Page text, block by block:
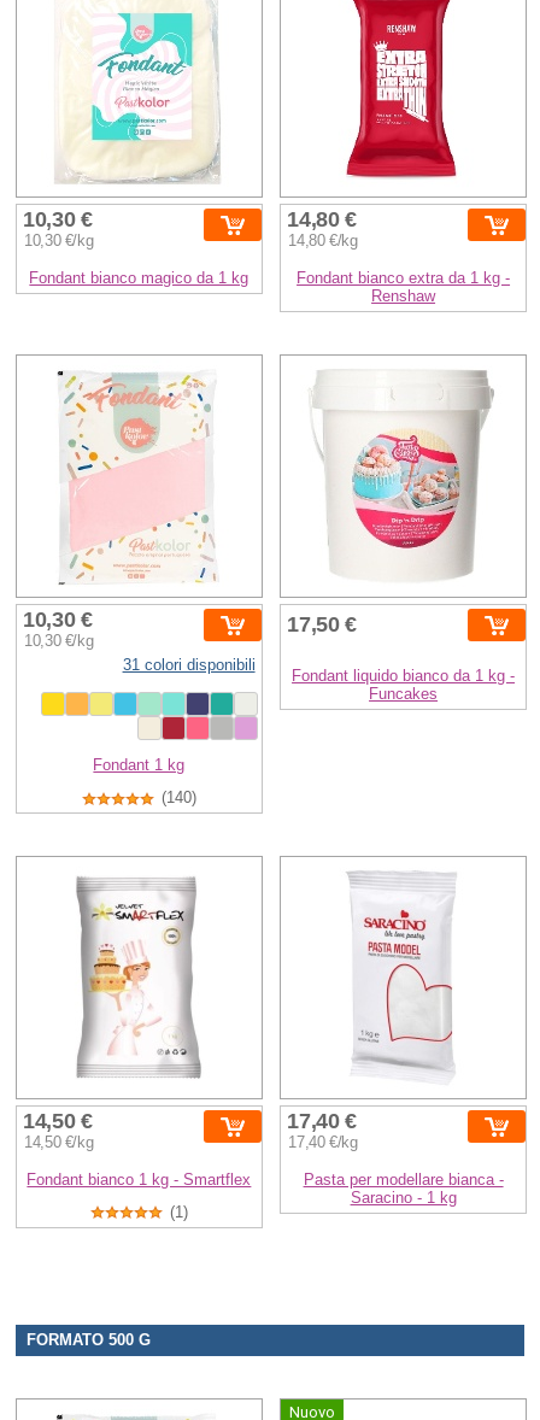
10,30 €
10,30 €/kg
Fondant bianco magico da 1 kg
14,80 €
14,80 €/kg
Fondant bianco extra da 1 kg -
Renshaw
10,30 €
10,30 €/kg
31 colori disponibili
Fondant 1 kg
(140)
17,50 €
Fondant liquido bianco da 1 kg -
Funcakes
14,50 €
14,50 €/kg
Fondant bianco 1 kg - Smartflex
(1)
17,40 €
17,40 €/kg
Pasta per modellare bianca -
Saracino - 1 kg
FORMATO 500 G
Nuovo